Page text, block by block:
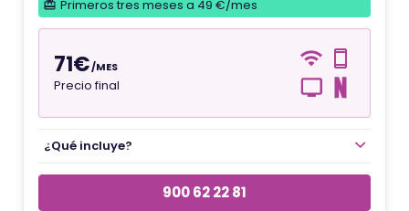
Primeros tres meses a 49 €/mes
71€/MES
Precio final
¿Qué incluye?
900 62 22 81